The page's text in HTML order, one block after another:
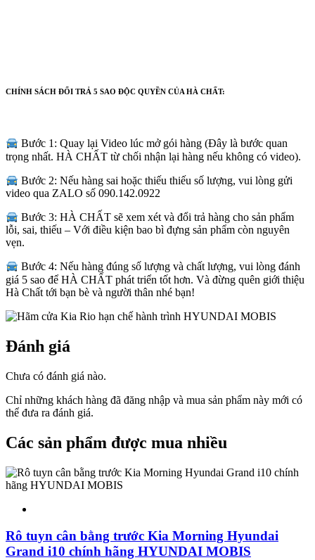
CHÍNH SÁCH ĐỔI TRẢ 5 SAO ĐỘC QUYỀN CỦA HÀ CHẤT:
Bước 1: Quay lại Video lúc mở gói hàng (Đây là bước quan
trọng nhất. HÀ CHẤT từ chối nhận lại hàng nếu không có video).
Bước 2: Nếu hàng sai hoặc thiếu thiếu số lượng, vui lòng gửi
video qua ZALO số 090.142.0922
Bước 3: HÀ CHẤT sẽ xem xét và đổi trả hàng cho sản phẩm
lỗi, sai, thiếu – Với điều kiện bao bì đựng sản phẩm còn nguyên
vẹn.
Bước 4: Nếu hàng đúng số lượng và chất lượng, vui lòng đánh
giá 5 sao để HÀ CHẤT phát triển tốt hơn. Và đừng quên giới thiệu
Hà Chất tới bạn bè và người thân nhé bạn!
Đánh giá
Chưa có đánh giá nào.
Chỉ những khách hàng đã đăng nhập và mua sản phẩm này mới có
thể đưa ra đánh giá.
Các sản phẩm được mua nhiều
Rô tuyn cân bằng trước Kia Morning Hyundai
Grand i10 chính hãng HYUNDAI MOBIS